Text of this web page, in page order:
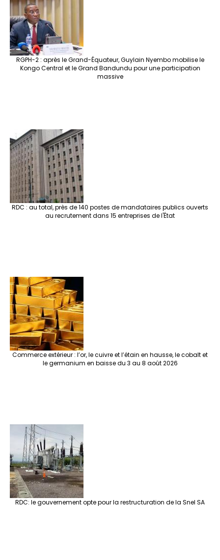
RGPH-2 : après le Grand-Équateur, Guylain Nyembo mobilise le
Kongo Central et le Grand Bandundu pour une participation
massive
RDC : au total, près de 140 postes de mandataires publics ouverts
au recrutement dans 15 entreprises de l'État
Commerce extérieur : l’or, le cuivre et l’étain en hausse, le cobalt et
le germanium en baisse du 3 au 8 août 2026
RDC: le gouvernement opte pour la restructuration de la Snel SA